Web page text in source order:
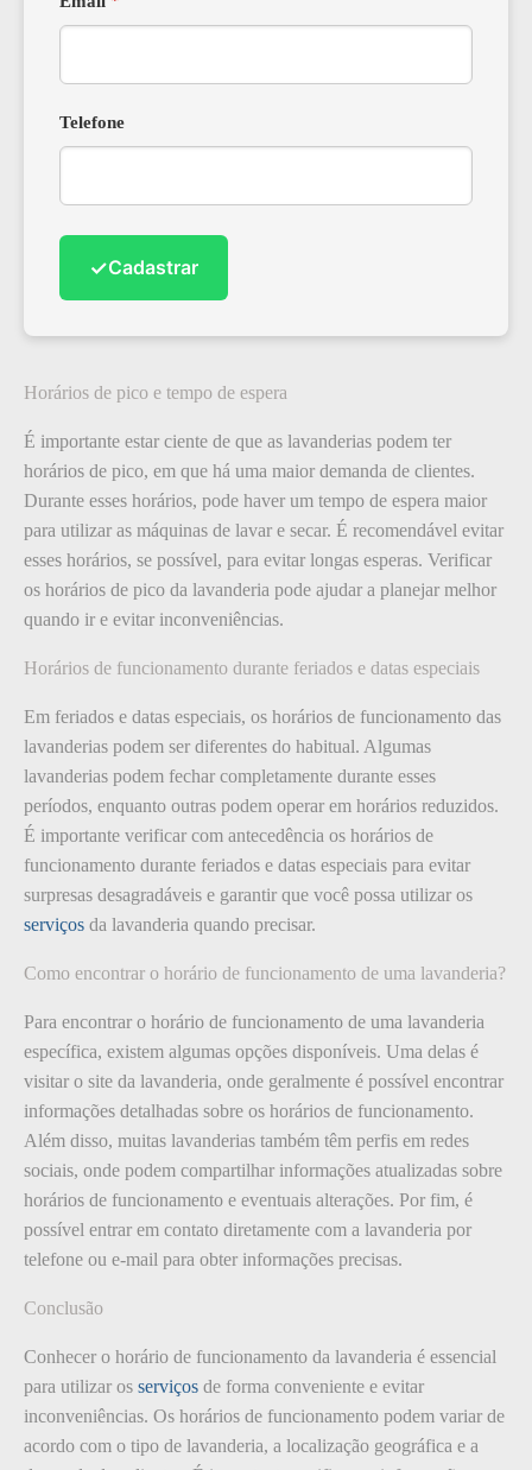
Telefone
✓Cadastrar
Horários de pico e tempo de espera
É importante estar ciente de que as lavanderias podem ter
horários de pico, em que há uma maior demanda de clientes.
Durante esses horários, pode haver um tempo de espera maior
para utilizar as máquinas de lavar e secar. É recomendável evitar
esses horários, se possível, para evitar longas esperas. Verificar
os horários de pico da lavanderia pode ajudar a planejar melhor
quando ir e evitar inconveniências.
Horários de funcionamento durante feriados e datas especiais
Em feriados e datas especiais, os horários de funcionamento das
lavanderias podem ser diferentes do habitual. Algumas
lavanderias podem fechar completamente durante esses
períodos, enquanto outras podem operar em horários reduzidos.
É importante verificar com antecedência os horários de
funcionamento durante feriados e datas especiais para evitar
surpresas desagradáveis e garantir que você possa utilizar os
serviços da lavanderia quando precisar.
Como encontrar o horário de funcionamento de uma lavanderia?
Para encontrar o horário de funcionamento de uma lavanderia
específica, existem algumas opções disponíveis. Uma delas é
visitar o site da lavanderia, onde geralmente é possível encontrar
informações detalhadas sobre os horários de funcionamento.
Além disso, muitas lavanderias também têm perfis em redes
sociais, onde podem compartilhar informações atualizadas sobre
horários de funcionamento e eventuais alterações. Por fim, é
possível entrar em contato diretamente com a lavanderia por
telefone ou e-mail para obter informações precisas.
Conclusão
Conhecer o horário de funcionamento da lavanderia é essencial
para utilizar os serviços de forma conveniente e evitar
inconveniências. Os horários de funcionamento podem variar de
acordo com o tipo de lavanderia, a localização geográfica e a